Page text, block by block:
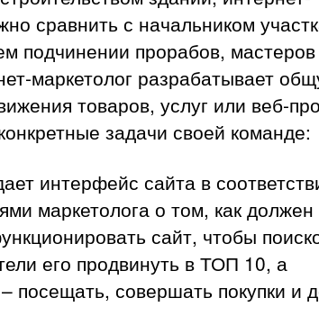
сравнить с начальником
подчинении прорабов,
маркетолог разрабатывает
товаров, услуг или веб-
задачи своей команде:
интерфейс сайта в
маркетолога о том, как должен
сайт, чтобы
его продвинуть в ТОП 10, а
посещать, совершать покупки и